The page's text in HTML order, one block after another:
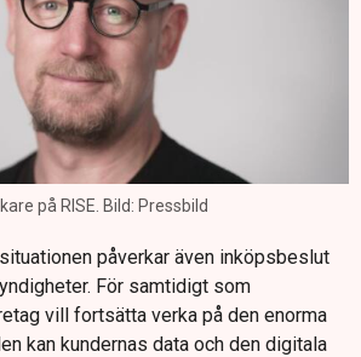
på RISE. Bild: Pressbild
påverkar även inköpsbeslut
För samtidigt som
vill fortsätta verka på den enorma
kan kundernas data och den digitala